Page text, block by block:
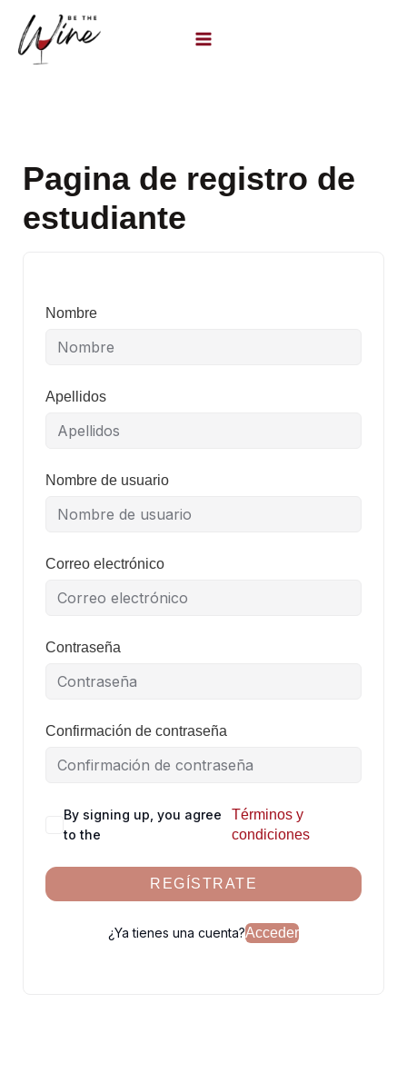
contenido
Pagina de registro de
estudiante
Nombre
Apellidos
Nombre de usuario
Correo electrónico
Contraseña
Confirmación de contraseña
By signing up, you agree
to the
Términos y
condiciones
REGÍSTRATE
¿Ya tienes una cuenta?Acceder